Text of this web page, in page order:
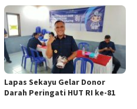
Lapas Sekayu Gelar Donor
Darah Peringati HUT RI ke-81